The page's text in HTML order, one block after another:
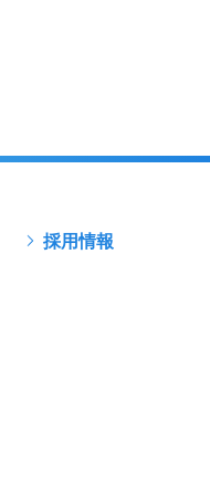
採用情報